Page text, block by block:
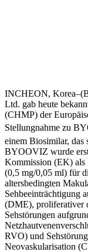
INCHEON,
Ltd. gab heute
(CHMP) der
Stellungnahme zu
einem Biosimilar, das
BYOOVIZ wurde
Kommission (EK) als
(0,5 mg/0,05 ml) für
altersbedingten
Sehbeeinträchtigung
(DME), proliferativer
Sehstörungen
RVO) und
Neovaskularisation